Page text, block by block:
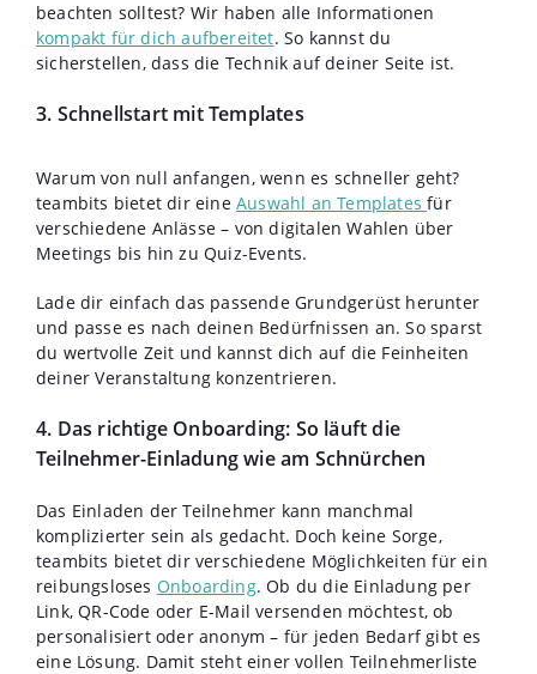
beachten solltest? Wir haben alle Informationen
kompakt für dich aufbereitet. So kannst du
sicherstellen, dass die Technik auf deiner Seite ist.
3. Schnellstart mit Templates
Warum von null anfangen, wenn es schneller geht?
teambits bietet dir eine Auswahl an Templatesfür
verschiedene Anlässe – von digitalen Wahlen über
Meetings bis hin zu Quiz-Events.
Lade dir einfach das passende Grundgerüst herunter
und passe es nach deinen Bedürfnissen an. So sparst
du wertvolle Zeit und kannst dich auf die Feinheiten
deiner Veranstaltung konzentrieren.
4. Das richtige Onboarding: So läuft die
Teilnehmer-Einladung wie am Schnürchen
Das Einladen der Teilnehmer kann manchmal
komplizierter sein als gedacht. Doch keine Sorge,
teambits bietet dir verschiedene Möglichkeiten für ein
reibungsloses Onboarding. Ob du die Einladung per
Link, QR-Code oder E-Mail versenden möchtest, ob
personalisiert oder anonym – für jeden Bedarf gibt es
eine Lösung. Damit steht einer vollen Teilnehmerliste